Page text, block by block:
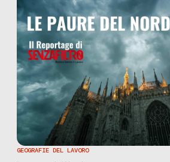
GEOGRAFIE DEL LAVORO